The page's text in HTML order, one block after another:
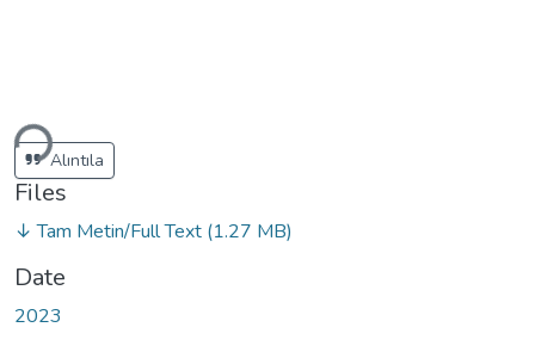
Alıntıla
Files
↓ Tam Metin/Full Text (1.27 MB)
Date
2023